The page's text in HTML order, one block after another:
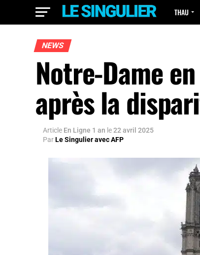
THAU
NEWS
Notre-Dame
après la
Article En Ligne 1 an le22 avril 2025
ParLe Singulier avec AFP